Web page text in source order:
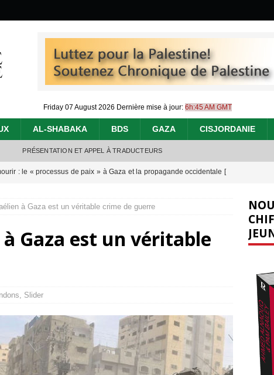
Friday 07 August 2026 Dernière mise à jour: 6h:45 AM GMT
AL-SHABAKA BDS GAZA CISJORDANIE
PRÉSENTATION ET APPEL À TRADUCTEURS
: le « processus de paix » à Gaza et la propagande occidentale [
: l’histoire de Gaza au-delà des chiffres
effacent les preuves du génocide à Gaza [ 4 août 2026 ]
]
bombardent des entrepôts de médicaments, aggravant ainsi la
à Gaza est un véritable crime de guerre
à Gaza est un véritable
, Slider